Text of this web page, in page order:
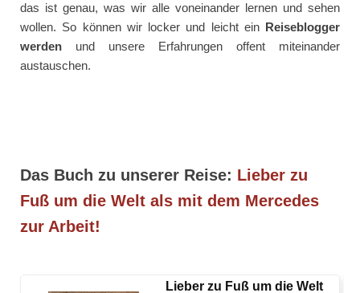
das ist genau, was wir alle voneinander lernen und sehen
wollen. So können wir locker und leicht ein Reiseblogger
werden und unsere Erfahrungen offent miteinander
austauschen.
Das Buch zu unserer Reise: Lieber zu
Fuß um die Welt als mit dem Mercedes
zur Arbeit!
Lieber zu Fuß um die Welt